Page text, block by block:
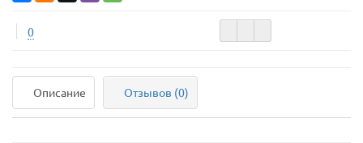
0
Описание Отзывов (0)